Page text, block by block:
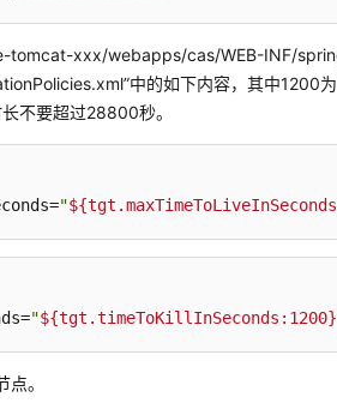
tomcat-xxx/webapps/cas/WEB-INF/
中的如下内容，其中1200
不要超过28800秒。
"
"${tgt.timeToKillInSeconds:1200}
。